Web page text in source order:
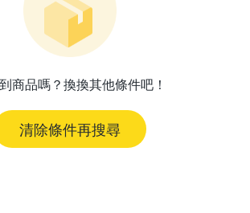
商品嗎？換換其他條件吧！
清除條件再搜尋